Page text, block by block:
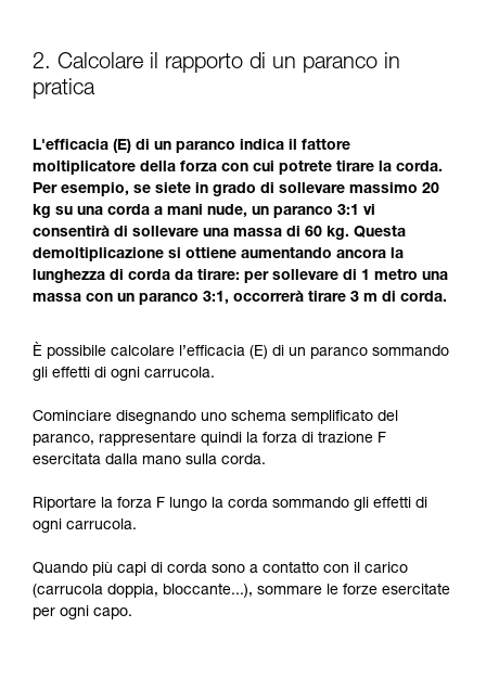
2. Calcolare il rapporto di un paranco in
pratica
L'efficacia (E) di un paranco indica il fattore
moltiplicatore della forza con cui potrete tirare la corda.
Per esempio, se siete in grado di sollevare massimo 20
kg su una corda a mani nude, un paranco 3:1 vi
consentirà di sollevare una massa di 60 kg. Questa
demoltiplicazione si ottiene aumentando ancora la
lunghezza di corda da tirare: per sollevare di 1 metro una
massa con un paranco 3:1, occorrerà tirare 3 m di corda.
È possibile calcolare l’efficacia (E) di un paranco sommando
gli effetti di ogni carrucola.
Cominciare disegnando uno schema semplificato del
paranco, rappresentare quindi la forza di trazione F
esercitata dalla mano sulla corda.
Riportare la forza F lungo la corda sommando gli effetti di
ogni carrucola.
Quando più capi di corda sono a contatto con il carico
(carrucola doppia, bloccante...), sommare le forze esercitate
per ogni capo.